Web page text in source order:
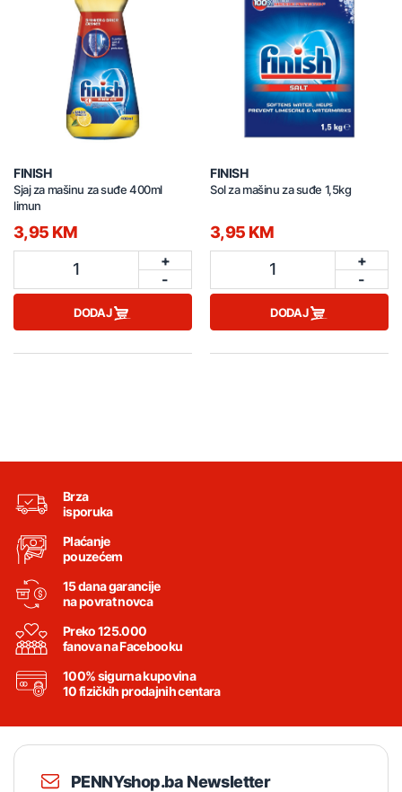
FINISH
Sjaj za mašinu za suđe 400ml
limun
3,95 KM
1
+
-
DODAJ
FINISH
Sol za mašinu za suđe 1,5kg
3,95 KM
1
+
-
DODAJ
Brza
isporuka
Plaćanje
pouzećem
15 dana garancije
na povrat novca
Preko 125.000
fanova na Facebooku
100% sigurna kupovina
10 fizičkih prodajnih centara
PENNYshop.ba Newsletter